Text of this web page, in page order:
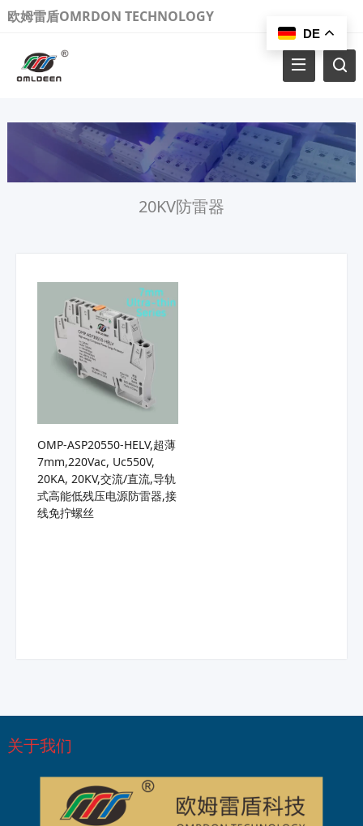
欧姆雷盾OMRDON TECHNOLOGY
20KV防雷器
OMP-ASP20550-HELV,超薄
7mm,220Vac, Uc550V,
20KA, 20KV,交流/直流,导轨
式高能低残压电源防雷器,接
线免拧螺丝
关于我们
DE